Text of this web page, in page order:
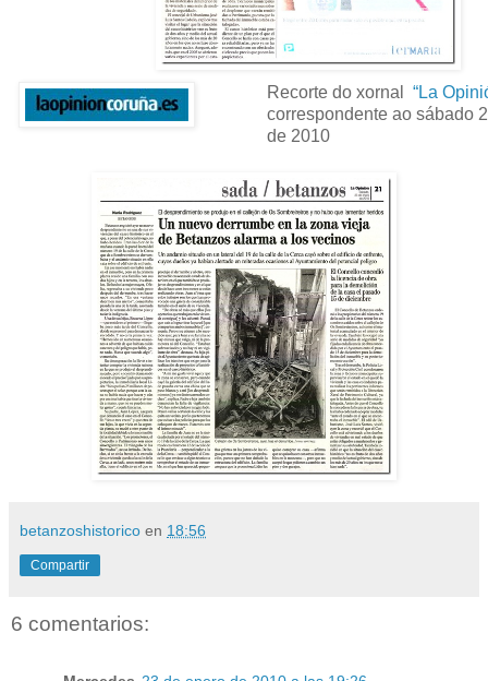
Recorte do xornal “La
correspondente ao sábado
de 2010
betanzoshistorico en 18:56
Compartir
6 comentarios: